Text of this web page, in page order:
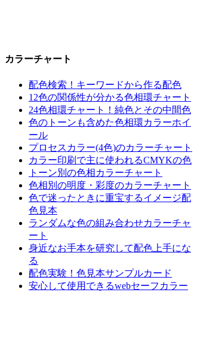
カラーチャート
配色検索！キーワードから作る配色
12色の関係性が分かる色相環チャート
24色相環チャート！純色とその中間色
色のトーンも含めた色相環カラーホイ
ール
プロセスカラー(4色)のカラーチャート
カラー印刷で主に使われるCMYKの色
トーン別の色相カラーチャート
色相別の明度・彩度のカラーチャート
色で迷ったときに重宝するイメージ配
色見本
ランダムな色の組み合わせカラーチャ
ート
身近なお手本を研究して配色上手にな
る
配色実験！色見本サンプルカード
安心して使用できるwebセーフカラー